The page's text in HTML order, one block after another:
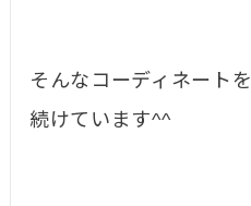
そんなコーディネートを
続けています^^